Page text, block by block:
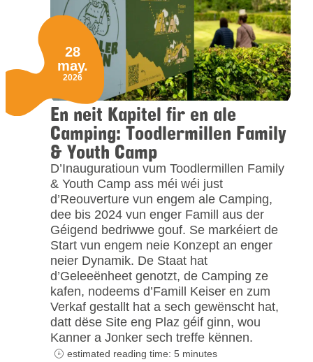
En neit Kapitel fir en ale
Camping: Toodlermillen Family
& Youth Camp
D’Inauguratioun vum Toodlermillen Family
& Youth Camp ass méi wéi just
d’Reouverture vun engem ale Camping,
dee bis 2024 vun enger Famill aus der
Géigend bedriwwe gouf. Se markéiert de
Start vun engem neie Konzept an enger
neier Dynamik. De Staat hat
d’Geleeënheet genotzt, de Camping ze
kafen, nodeems d’Famill Keiser en zum
Verkaf gestallt hat a sech gewënscht hat,
datt dëse Site eng Plaz géif ginn, wou
Kanner a Jonker sech treffe kënnen.
28
may.
2026
estimated reading time: 5 minutes